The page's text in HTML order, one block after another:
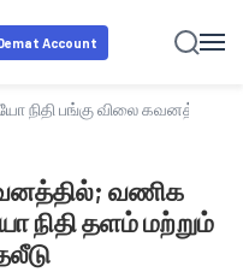
Account
நிதி பங்கு விலை கவனத்தில்;
வணிக
நிதி தளம் மற்றும்